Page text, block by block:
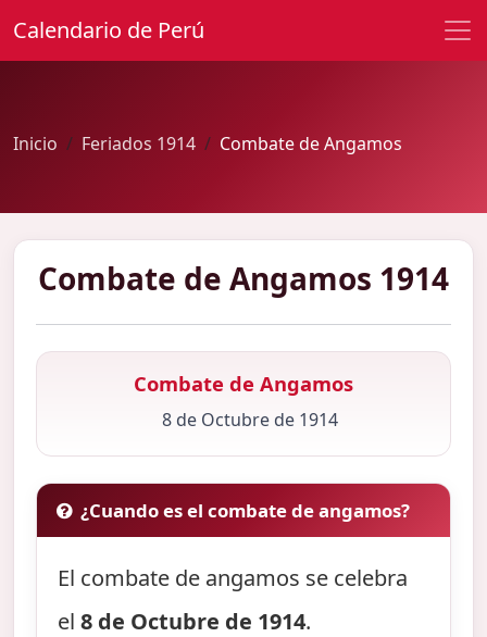
Calendario de Perú
Inicio Feriados 1914 Combate de Angamos
Combate de Angamos 1914
Combate de Angamos
8 de Octubre de 1914
¿Cuando es el combate de angamos?
El combate de angamos se celebra
el8 de Octubre de 1914.